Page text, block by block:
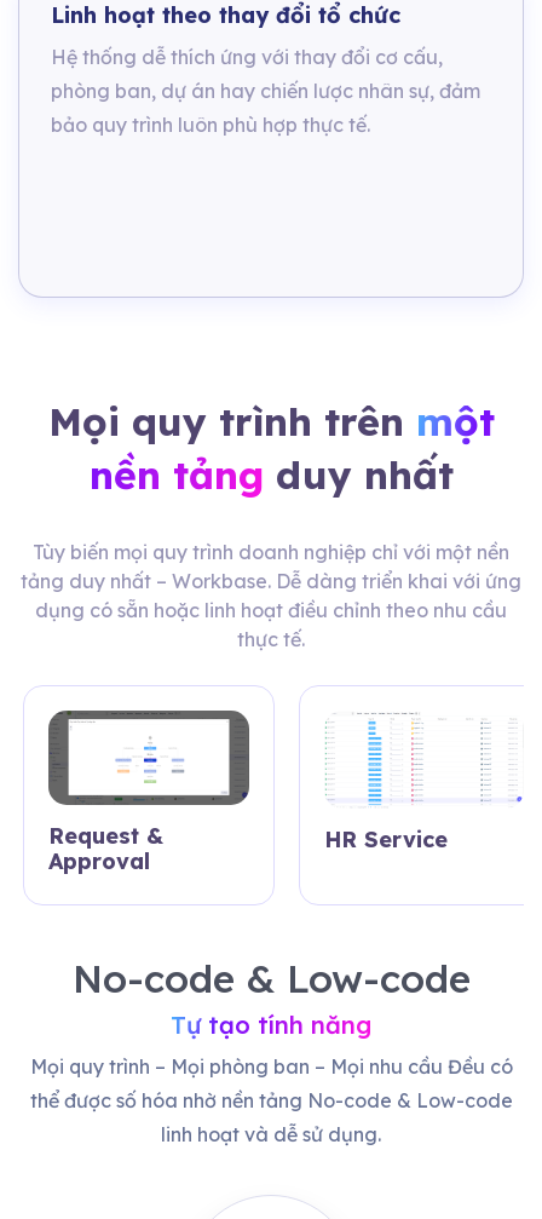
Linh hoạt theo thay đổi tổ chức
Hệ thống dễ thích ứng với thay đổi cơ cấu,
phòng ban, dự án hay chiến lược nhân sự, đảm
bảo quy trình luôn phù hợp thực tế.
Mọi quy trình trên một
nền tảng duy nhất
Tùy biến mọi quy trình doanh nghiệp chỉ với một nền
tảng duy nhất – Workbase. Dễ dàng triển khai với ứng
dụng có sẵn hoặc linh hoạt điều chỉnh theo nhu cầu
thực tế.
Request &
Approval
HR Service
No-code & Low-code
Tự tạo tính năng
Mọi quy trình – Mọi phòng ban – Mọi nhu cầu Đều có
thể được số hóa nhờ nền tảng No-code & Low-code
linh hoạt và dễ sử dụng.